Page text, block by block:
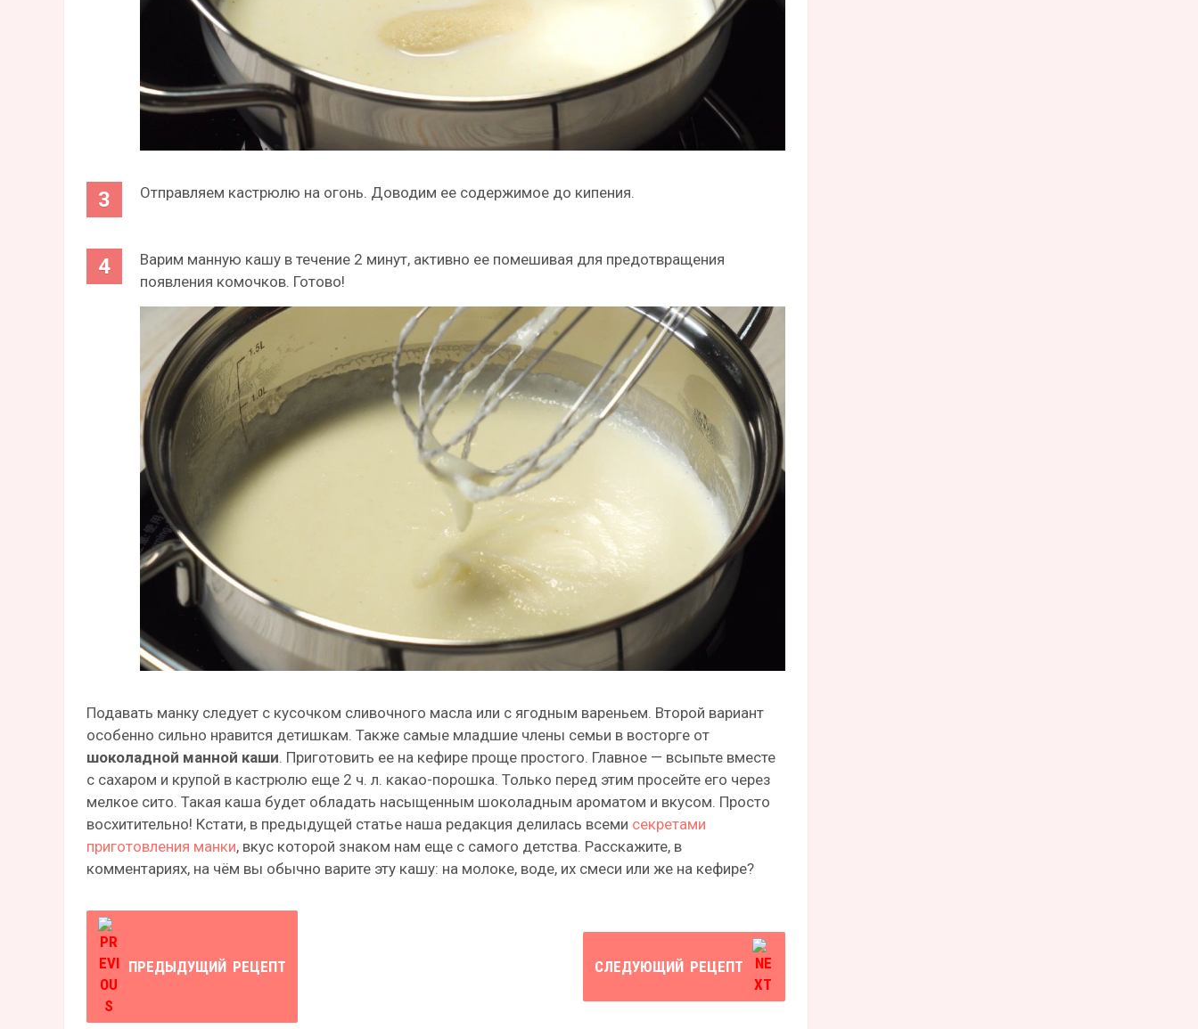
Отправляем кастрюлю на огонь. Доводим ее содержимое до кипения.
Варим манную кашу в течение 2 минут, активно ее помешивая для предотвращения
появления комочков. Готово!
Подавать манку следует с кусочком сливочного масла или с ягодным вареньем. Второй вариант
особенно сильно нравится детишкам. Также самые младшие члены семьи в восторге от
шоколадной манной каши. Приготовить ее на кефире проще простого. Главное — всыпьте вместе
с сахаром и крупой в кастрюлю еще 2 ч. л. какао-порошка. Только перед этим просейте его через
мелкое сито. Такая каша будет обладать насыщенным шоколадным ароматом и вкусом. Просто
восхитительно! Кстати, в предыдущей статье наша редакция делилась всеми секретами
приготовления манки, вкус которой знаком нам еще с самого детства. Расскажите, в
комментариях, на чём вы обычно варите эту кашу: на молоке, воде, их смеси или же на кефире?
ПРЕДЫДУЩИЙ РЕЦЕПТ СЛЕДУЮЩИЙ РЕЦЕПТ